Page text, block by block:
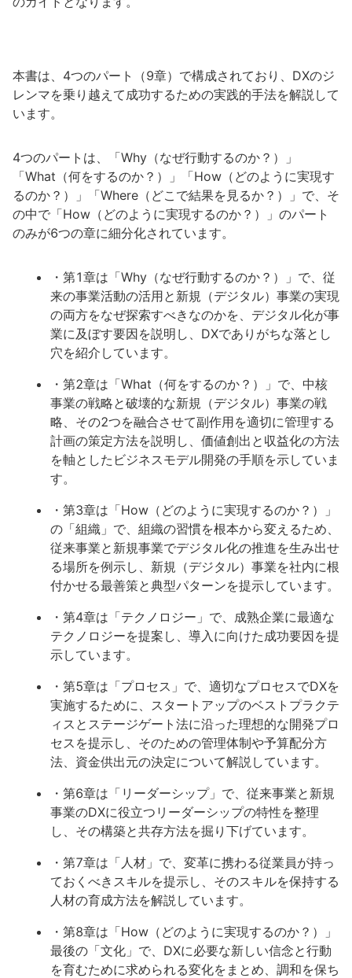
本書は、4つのパート（9章）で構成されており、DXのジ
レンマを乗り越えて成功するための実践的手法を解説して
います。
4つのパートは、「Why（なぜ行動するのか？）」
「What（何をするのか？）」「How（どのように実現す
るのか？）」「Where（どこで結果を見るか？）」で、そ
の中で「How（どのように実現するのか？）」のパート
のみが6つの章に細分化されています。
・第1章は「Why（なぜ行動するのか？）」で、従
来の事業活動の活用と新規（デジタル）事業の実現
の両方をなぜ探索すべきなのかを、デジタル化が事
業に及ぼす要因を説明し、DXでありがちな落とし
穴を紹介しています。
・第2章は「What（何をするのか？）」で、中核
事業の戦略と破壊的な新規（デジタル）事業の戦
略、その2つを融合させて副作用を適切に管理する
計画の策定方法を説明し、価値創出と収益化の方法
を軸としたビジネスモデル開発の手順を示していま
す。
・第3章は「How（どのように実現するのか？）」
の「組織」で、組織の習慣を根本から変えるため、
従来事業と新規事業でデジタル化の推進を生み出せ
る場所を例示し、新規（デジタル）事業を社内に根
付かせる最善策と典型パターンを提示しています。
・第4章は「テクノロジー」で、成熟企業に最適な
テクノロジーを提案し、導入に向けた成功要因を提
示しています。
・第5章は「プロセス」で、適切なプロセスでDXを
実施するために、スタートアップのベストプラクテ
ィスとステージゲート法に沿った理想的な開発プロ
セスを提示し、そのための管理体制や予算配分方
法、資金供出元の決定について解説しています。
・第6章は「リーダーシップ」で、従来事業と新規
事業のDXに役立つリーダーシップの特性を整理
し、その構築と共存方法を掘り下げています。
・第7章は「人材」で、変革に携わる従業員が持っ
ておくべきスキルを提示し、そのスキルを保持する
人材の育成方法を解説しています。
・第8章は「How（どのように実現するのか？）」
最後の「文化」で、DXに必要な新しい信念と行動
を育むために求められる変化をまとめ、調和を保ち